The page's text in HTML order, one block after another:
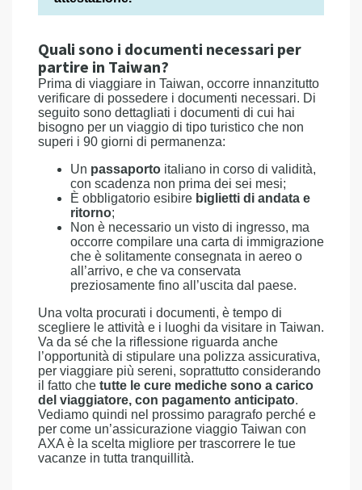
Quali sono i documenti necessari per
partire in Taiwan?
Prima di viaggiare in Taiwan, occorre innanzitutto
verificare di possedere i documenti necessari. Di
seguito sono dettagliati i documenti di cui hai
bisogno per un viaggio di tipo turistico che non
superi i 90 giorni di permanenza:
Un passaporto italiano in corso di validità,
con scadenza non prima dei sei mesi;
È obbligatorio esibire biglietti di andata e
ritorno;
Non è necessario un visto di ingresso, ma
occorre compilare una carta di immigrazione
che è solitamente consegnata in aereo o
all’arrivo, e che va conservata
preziosamente fino all’uscita dal paese.
Una volta procurati i documenti, è tempo di
scegliere le attività e i luoghi da visitare in Taiwan.
Va da sé che la riflessione riguarda anche
l’opportunità di stipulare una polizza assicurativa,
per viaggiare più sereni, soprattutto considerando
il fatto che tutte le cure mediche sono a carico
del viaggiatore, con pagamento anticipato.
Vediamo quindi nel prossimo paragrafo perché e
per come un’assicurazione viaggio Taiwan con
AXA è la scelta migliore per trascorrere le tue
vacanze in tutta tranquillità.